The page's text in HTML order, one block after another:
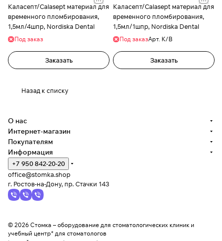
Каласепт/Calasept материал для
временного пломбирования,
1,5мл/4шпр, Nordiska Dental
Под заказ
Заказать
Каласепт/Calasept материал для
временного пломбирования,
1,5мл/1шпр, Nordiska Dental
Под заказАрт. К/В
Заказать
Назад к списку
О нас
Интернет-магазин
Покупателям
Информация
+7 950 842-20-20
office@stomka.shop
г. Ростов-на-Дону, пр. Стачки 143
© 2026 Стомка – оборудование для стоматологических клиник и
учебный центр* для стоматологов